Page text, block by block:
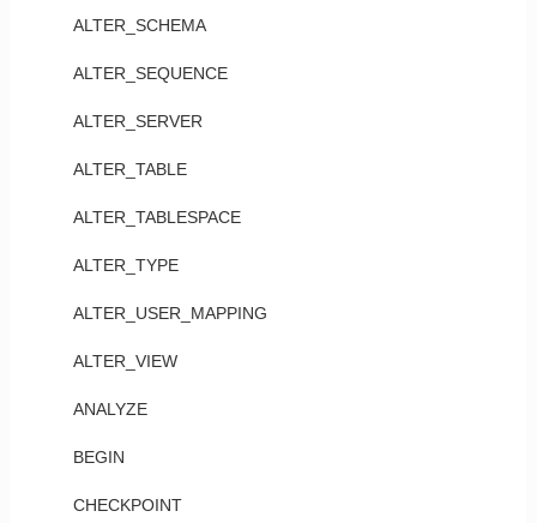
ALTER_SCHEMA
ALTER_SEQUENCE
ALTER_SERVER
ALTER_TABLE
ALTER_TABLESPACE
ALTER_TYPE
ALTER_USER_MAPPING
ALTER_VIEW
ANALYZE
BEGIN
CHECKPOINT